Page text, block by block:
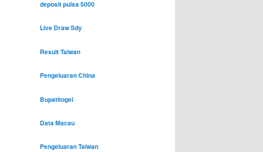
deposit pulsa 5000
Live Draw Sdy
Result Taiwan
Pengeluaran China
Bupatitogel
Data Macau
Pengeluaran Taiwan